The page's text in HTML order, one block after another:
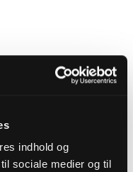
indhold og
sociale medier og til
for en ny
som vi ikke har